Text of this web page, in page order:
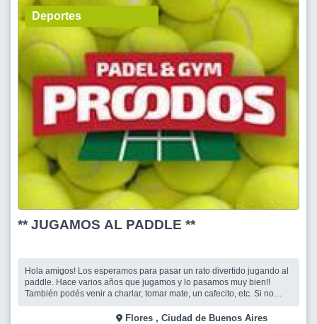
Deportes
** JUGAMOS AL PADDLE **
Hola amigos! Los esperamos para pasar un rato divertido jugando al
paddle. Hace varios años que jugamos y lo pasamos muy bien!!
También podés venir a charlar, tomar mate, un cafecito, etc. Si no
$10000 por persona. Te esperamos !! Cris y Betita
Flores , Ciudad de Buenos Aires